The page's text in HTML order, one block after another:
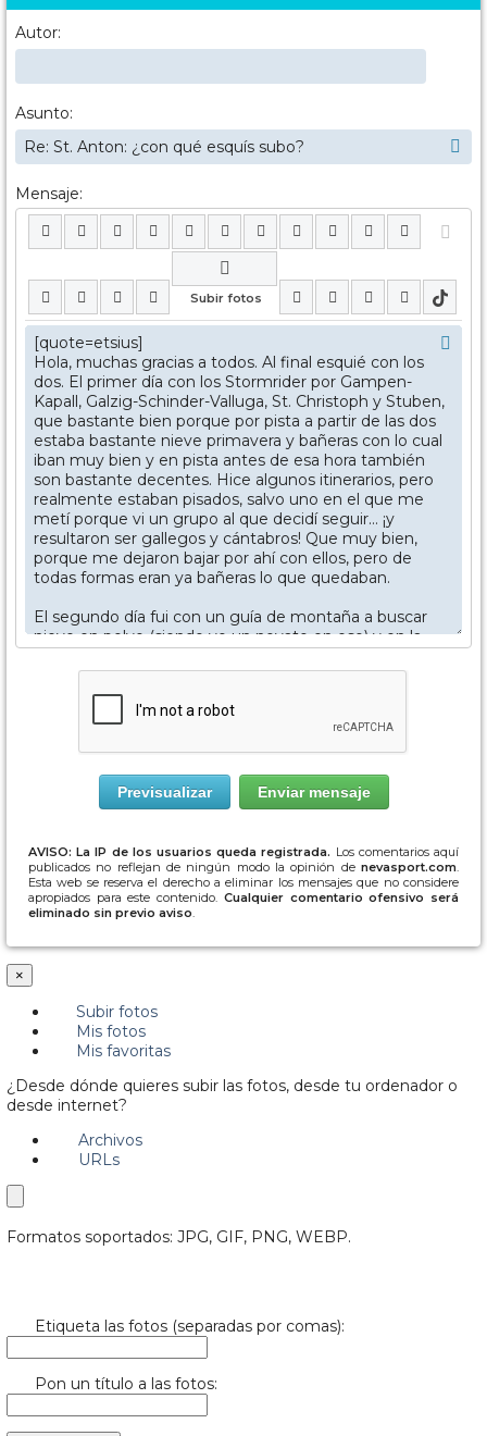
Autor:
Asunto:
Mensaje:
AVISO: La IP de los usuarios queda registrada. Los comentarios aquí
publicados no reflejan de ningún modo la opinión de nevasport.com.
Esta web se reserva el derecho a eliminar los mensajes que no considere
apropiados para este contenido. Cualquier comentario ofensivo será
eliminado sin previo aviso.
×
Subir fotos
Mis fotos
Mis favoritas
¿Desde dónde quieres subir las fotos, desde tu ordenador o
desde internet?
Archivos
URLs
Formatos soportados: JPG, GIF, PNG, WEBP.
Etiqueta las fotos (separadas por comas):
Pon un título a las fotos: